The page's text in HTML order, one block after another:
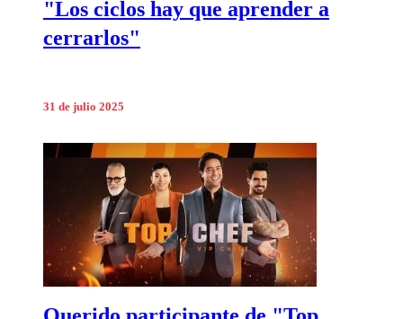
"Los ciclos hay que aprender a
cerrarlos"
31 de julio 2025